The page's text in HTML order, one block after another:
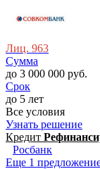
Лиц. 963
Сумма
до 3 000 000 руб.
Срок
до 5 лет
Все условия
Узнать решение
Кредит
Росбанк
Еще 1